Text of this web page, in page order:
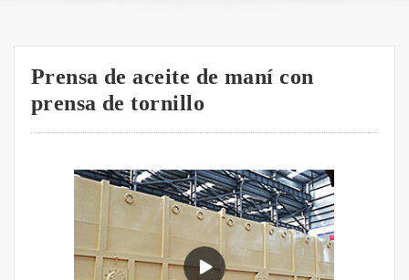
Prensa de aceite de maní con
prensa de tornillo